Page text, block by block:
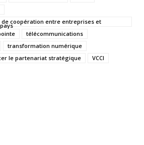
de coopération entre entreprises et
télécommunications
transformation numérique
le partenariat stratégique
VCCI